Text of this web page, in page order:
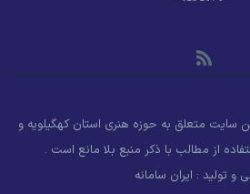
سایت متعلق به حوزه هنری استان کهگیلویه و
از مطالب با ذکر منبع بلا مانع است .
و تولید : ایران سامانه